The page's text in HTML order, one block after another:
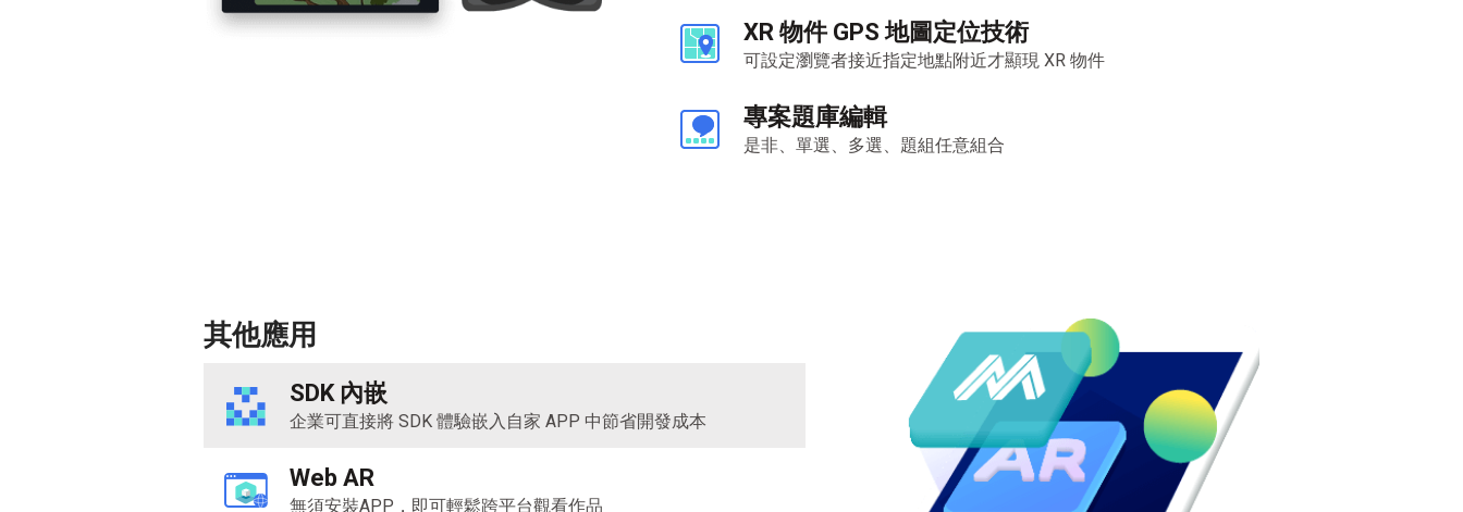
XR 物件 GPS 地圖定位技術
可設定瀏覽者接近指定地點附近才顯現 XR 物件
專案題庫編輯
是非、單選、多選、題組任意組合
其他應用
SDK 內嵌
企業可直接將SDK 體驗嵌入自家APP 中節省開發成本
Web AR
無須安裝APP ，即可輕鬆跨平台觀看作品